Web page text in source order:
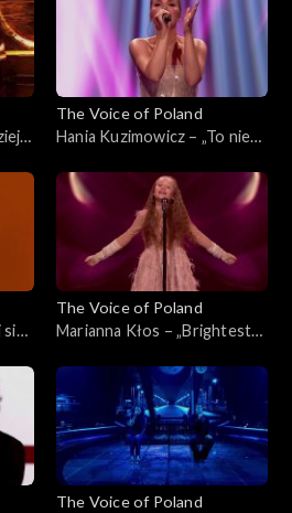
listopada 2025
The Voice of Poland
Hania Kuzimowicz – „To nie
Finał, 29 listopada 2025
się
The Voice of Poland
Marianna Kłos – „Brightest
Finał, 29 listopada 2025
The Voice of Poland